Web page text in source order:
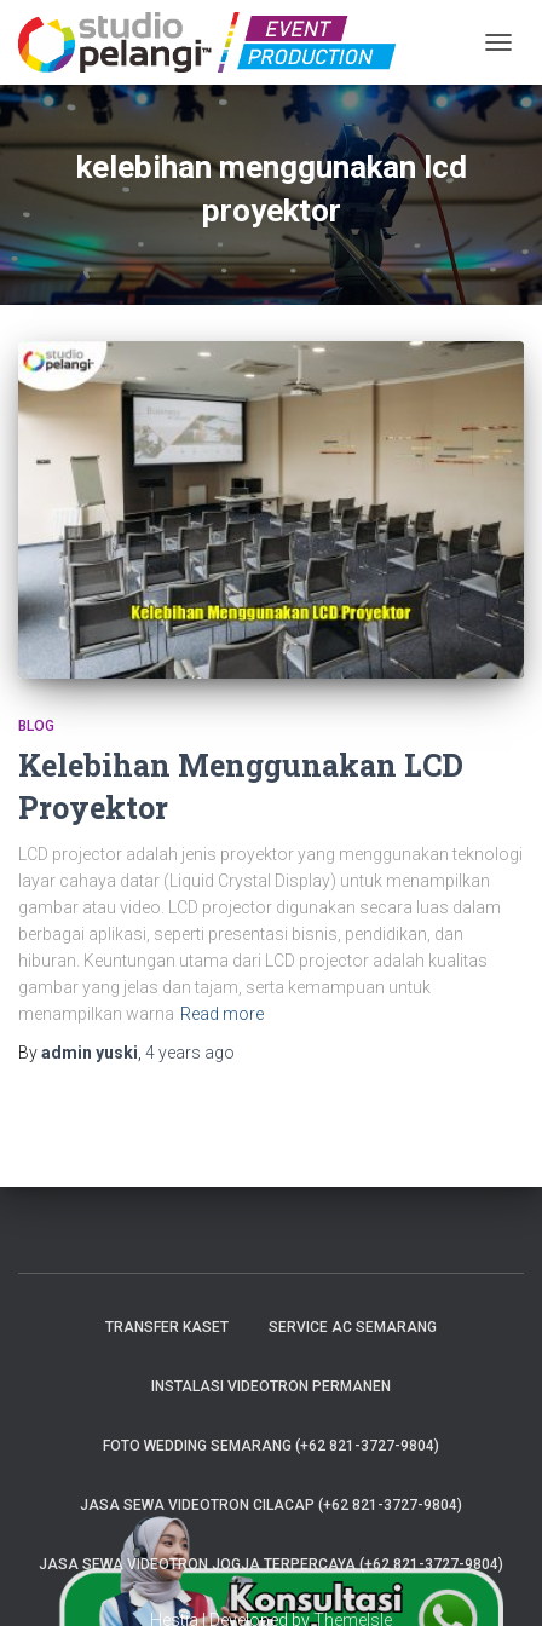
kelebihan menggunakan lcd
proyektor
BLOG
Kelebihan Menggunakan LCD
Proyektor
LCD projector adalah jenis proyektor yang menggunakan teknologi
layar cahaya datar (Liquid Crystal Display) untuk menampilkan
gambar atau video. LCD projector digunakan secara luas dalam
berbagai aplikasi, seperti presentasi bisnis, pendidikan, dan
hiburan. Keuntungan utama dari LCD projector adalah kualitas
gambar yang jelas dan tajam, serta kemampuan untuk
menampilkan warna Read more
Byadmin yuski 4 years ago
TRANSFER KASET SERVICE AC SEMARANG
INSTALASI VIDEOTRON PERMANEN
FOTO WEDDING SEMARANG (+62 821-3727-9804)
JASA SEWA VIDEOTRON CILACAP (+62 821-3727-9804)
JASA SEWA VIDEOTRON JOGJA TERPERCAYA (+62 821-3727-9804)
Hestia | Developed byThemeIsle